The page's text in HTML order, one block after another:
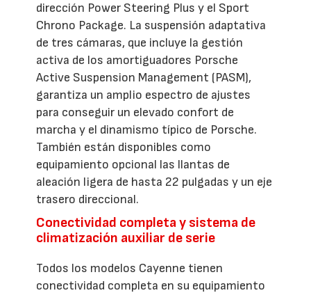
dirección Power Steering Plus y el Sport
Chrono Package. La suspensión adaptativa
de tres cámaras, que incluye la gestión
activa de los amortiguadores Porsche
Active Suspension Management (PASM),
garantiza un amplio espectro de ajustes
para conseguir un elevado confort de
marcha y el dinamismo típico de Porsche.
También están disponibles como
equipamiento opcional las llantas de
aleación ligera de hasta 22 pulgadas y un eje
trasero direccional.
Conectividad completa y sistema de
climatización auxiliar de serie
Todos los modelos Cayenne tienen
conectividad completa en su equipamiento